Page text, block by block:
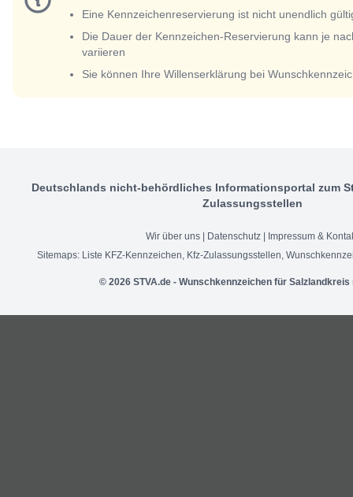
Eine Kennzeichenreservierung ist nicht unendlich
Die Dauer der Kennzeichen-Reservierung kann je
variieren
Sie können Ihre Willenserklärung bei
Deutschlands nicht-behördliches Informationsportal zum
Zulassungsstellen
Wir über uns Datenschutz
Impressum &
Sitemaps: Liste KFZ-Kennzeichen, Kfz-Zulassungsstellen,
© 2026 STVA.de - Wunschkennzeichen für